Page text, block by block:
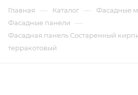
Главная — Каталог — Фасадные
Фасадные панели —
Фасадная панель Состаренный
терракотовый